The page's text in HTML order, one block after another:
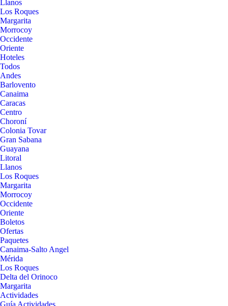
Llanos
Los Roques
Margarita
Morrocoy
Occidente
Oriente
Hoteles
Todos
Andes
Barlovento
Canaima
Caracas
Centro
Choroní
Colonia Tovar
Gran Sabana
Guayana
Litoral
Llanos
Los Roques
Margarita
Morrocoy
Occidente
Oriente
Boletos
Ofertas
Paquetes
Canaima-Salto Angel
Mérida
Los Roques
Delta del Orinoco
Margarita
Actividades
Guía Actividades